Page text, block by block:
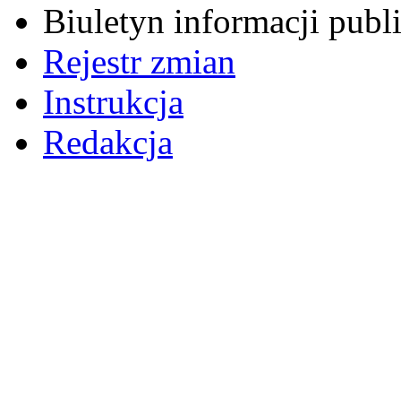
Biuletyn informacji
Rejestr zmian
Instrukcja
Redakcja